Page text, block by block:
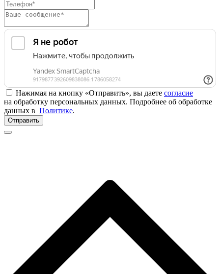
Нажимая на кнопку «Отправить», вы даете согласие
на обработку персональных данных. Подробнее об обработке
данных в Политике.
Отправить